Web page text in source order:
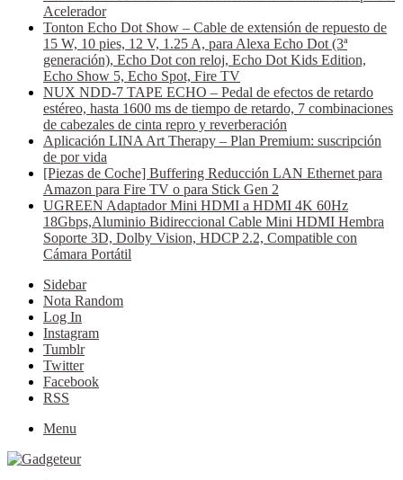
Acelerador
Tonton Echo Dot Show – Cable de extensión de repuesto de
15 W, 10 pies, 12 V, 1.25 A, para Alexa Echo Dot (3ª
generación), Echo Dot con reloj, Echo Dot Kids Edition,
Echo Show 5, Echo Spot, Fire TV
NUX NDD-7 TAPE ECHO – Pedal de efectos de retardo
estéreo, hasta 1600 ms de tiempo de retardo, 7 combinaciones
de cabezales de cinta repro y reverberación
Aplicación LINA Art Therapy – Plan Premium: suscripción
de por vida
[Piezas de Coche] Buffering Reducción LAN Ethernet para
Amazon para Fire TV o para Stick Gen 2
UGREEN Adaptador Mini HDMI a HDMI 4K 60Hz
18Gbps,Aluminio Bidireccional Cable Mini HDMI Hembra
Soporte 3D, Dolby Vision, HDCP 2.2, Compatible con
Cámara Portátil
Sidebar
Nota Random
Log In
Instagram
Tumblr
Twitter
Facebook
RSS
Menu